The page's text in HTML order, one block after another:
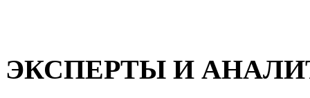
ЭКСПЕРТЫ И